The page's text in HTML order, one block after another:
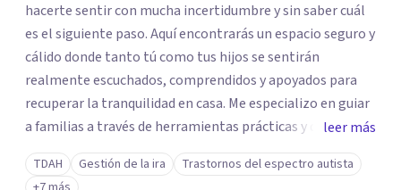
hacerte sentir con mucha incertidumbre y sin saber cuál
es el siguiente paso. Aquí encontrarás un espacio seguro y
cálido donde tanto tú como tus hijos se sentirán
realmente escuchados, comprendidos y apoyados para
recuperar la tranquilidad en casa. Me especializo en guiar
a familias a través de herramientas prácticas y dinámicas
adaptadas a la edad de cada menor, dejando de lado las
etiquetas y los tecnicismos. Mi forma de trabajar se
leer más
TDAH Gestión de la ira
Trastornos del espectro autista